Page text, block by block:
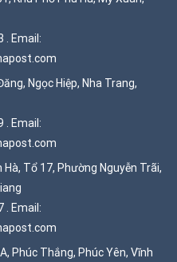
. Email:
Ngọc Hiệp, Nha Trang,
. Email:
Tổ 17, Phường Nguyễn Trãi,
. Email:
Phúc Thắng, Phúc Yên, Vĩnh